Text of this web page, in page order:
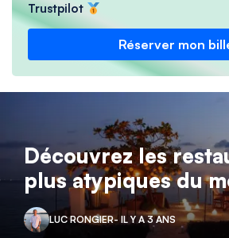
Trustpilot
Réserver mon
Découvrez les
plus atypiques du
LUC RONGIER- IL Y A 3 ANS